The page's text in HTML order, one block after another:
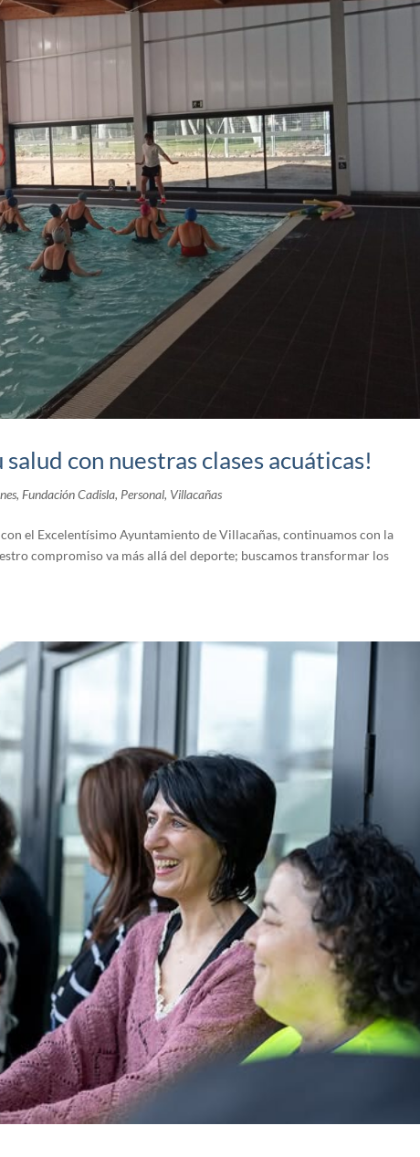
con nuestras clases acuáticas!
, Fundación Cadisla, Personal, Villacañas
el Excelentísimo Ayuntamiento de Villacañas, continuamos con la
compromiso va más allá del deporte; buscamos transformar los